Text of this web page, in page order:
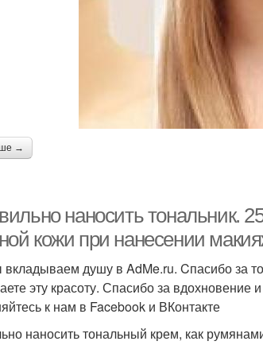
→
наносить тональник.
кожи при нанесении
душу в AdMe.ru. Cпасибо за
эту красоту. Спасибо за вдохновение
к нам в Facebook и ВКонтакте
наносить тональный крем, как